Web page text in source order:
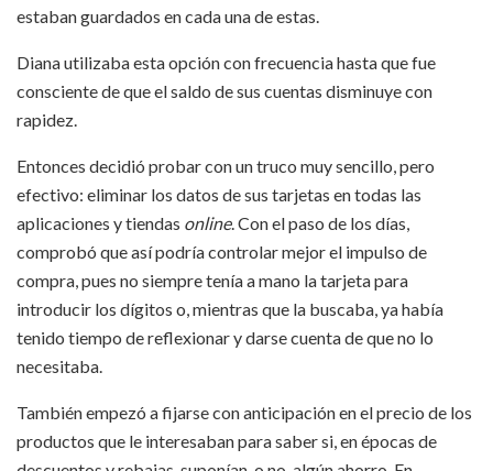
estaban guardados en cada una de estas.
Diana utilizaba esta opción con frecuencia hasta que fue
consciente de que el saldo de sus cuentas disminuye con
rapidez.
Entonces decidió probar con un truco muy sencillo, pero
efectivo: eliminar los datos de sus tarjetas en todas las
aplicaciones y tiendas online. Con el paso de los días,
comprobó que así podría controlar mejor el impulso de
compra, pues no siempre tenía a mano la tarjeta para
introducir los dígitos o, mientras que la buscaba, ya había
tenido tiempo de reflexionar y darse cuenta de que no lo
necesitaba.
También empezó a fijarse con anticipación en el precio de los
productos que le interesaban para saber si, en épocas de